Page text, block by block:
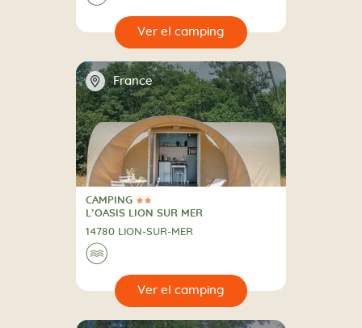
📍 France
2 Estrellas
CAMPING
CAMPING
L’OASIS LION SUR MER
14780 LION-SUR-MER
🌊